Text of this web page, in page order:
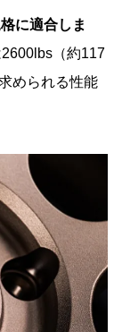
に適合しま
（約117
められる性能